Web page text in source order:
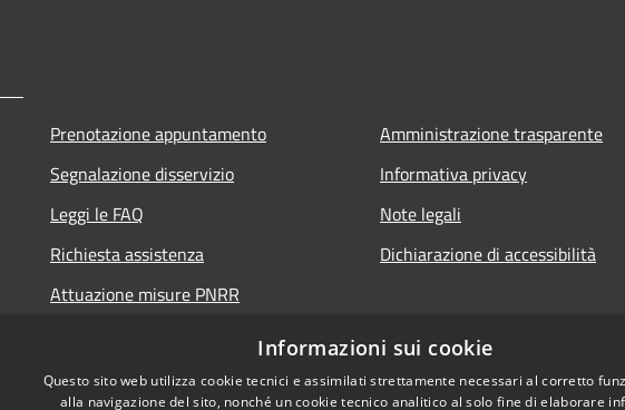
Prenotazione appuntamento
Segnalazione disservizio
Leggi le FAQ
Richiesta assistenza
Attuazione misure PNRR
Amministrazione trasparente
Informativa privacy
Note legali
Dichiarazione di accessibilità
Informazioni sui cookie
Questo sito web utilizza cookie tecnici e assimilati strettamente necessari al corretto
alla navigazione del sito, nonché un cookie tecnico analitico al solo fine di elaborare